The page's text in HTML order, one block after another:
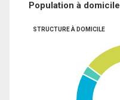
Population à domicile
STRUCTURE À DOMICILE